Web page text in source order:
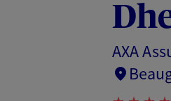
AXA